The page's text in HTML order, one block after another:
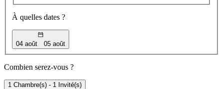
À quelles dates ?
04 août 05 août
Combien serez-vous ?
1 Chambre(s) - 1 Invité(s)